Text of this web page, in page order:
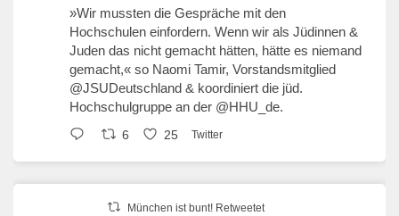
»Wir mussten die Gespräche mit den
Hochschulen einfordern. Wenn wir als Jüdinnen &
Juden das nicht gemacht hätten, hätte es niemand
gemacht,« so Naomi Tamir, Vorstandsmitglied
@JSUDeutschland & koordiniert die jüd.
Hochschulgruppe an der @HHU_de.
6 25 Twitter
München ist bunt! Retweetet